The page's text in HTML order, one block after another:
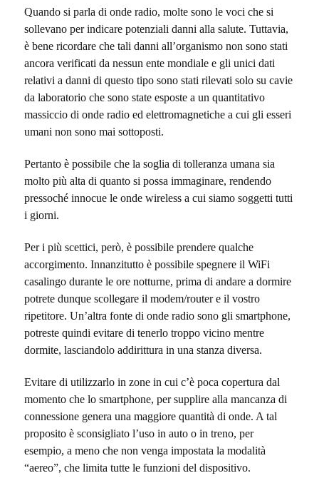
Quando si parla di onde radio, molte sono le voci che si
sollevano per indicare potenziali danni alla salute. Tuttavia,
è bene ricordare che tali danni all’organismo non sono stati
ancora verificati da nessun ente mondiale e gli unici dati
relativi a danni di questo tipo sono stati rilevati solo su cavie
da laboratorio che sono state esposte a un quantitativo
massiccio di onde radio ed elettromagnetiche a cui gli esseri
umani non sono mai sottoposti.
Pertanto è possibile che la soglia di tolleranza umana sia
molto più alta di quanto si possa immaginare, rendendo
pressoché innocue le onde wireless a cui siamo soggetti tutti
i giorni.
Per i più scettici, però, è possibile prendere qualche
accorgimento. Innanzitutto è possibile spegnere il WiFi
casalingo durante le ore notturne, prima di andare a dormire
potrete dunque scollegare il modem/router e il vostro
ripetitore. Un’altra fonte di onde radio sono gli smartphone,
potreste quindi evitare di tenerlo troppo vicino mentre
dormite, lasciandolo addirittura in una stanza diversa.
Evitare di utilizzarlo in zone in cui c’è poca copertura dal
momento che lo smartphone, per supplire alla mancanza di
connessione genera una maggiore quantità di onde. A tal
proposito è sconsigliato l’uso in auto o in treno, per
esempio, a meno che non venga impostata la modalità
“aereo”, che limita tutte le funzioni del dispositivo.